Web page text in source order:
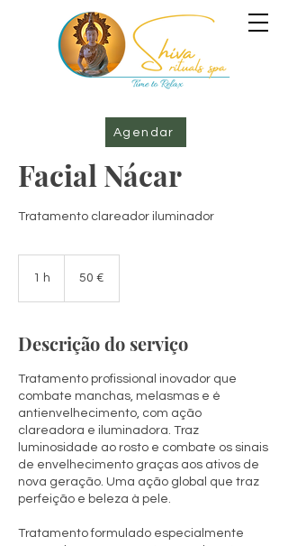
Facial Nácar
Tratamento clareador iluminador
1 h 50 €
Descrição do serviço
Tratamento profissional inovador que
combate manchas, melasmas e é
antienvelhecimento, com ação
clareadora e iluminadora. Traz
luminosidade ao rosto e combate os sinais
de envelhecimento graças aos ativos de
nova geração. Uma ação global que traz
perfeição e beleza à pele.
Tratamento formulado especialmente
Agendar